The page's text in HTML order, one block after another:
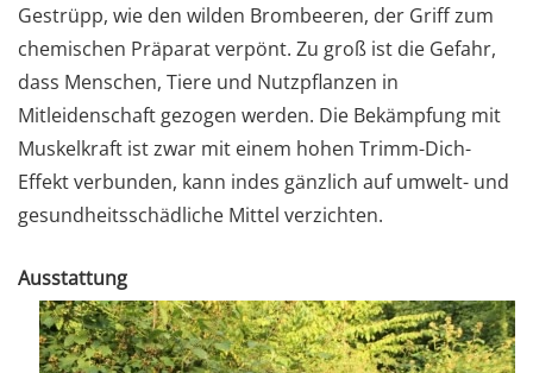
Gestrüpp, wie den wilden Brombeeren, der Griff zum
chemischen Präparat verpönt. Zu groß ist die Gefahr,
dass Menschen, Tiere und Nutzpflanzen in
Mitleidenschaft gezogen werden. Die Bekämpfung mit
Muskelkraft ist zwar mit einem hohen Trimm-Dich-
Effekt verbunden, kann indes gänzlich auf umwelt- und
gesundheitsschädliche Mittel verzichten.
Ausstattung